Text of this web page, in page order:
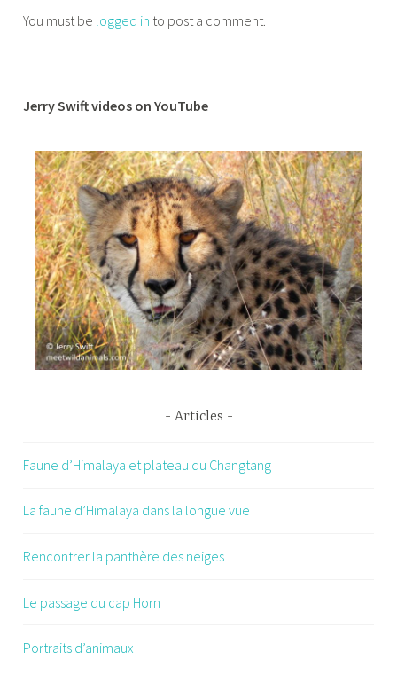
You must be logged in to post a comment.
Jerry Swift videos on YouTube
Articles
Faune d’Himalaya et plateau du Changtang
La faune d’Himalaya dans la longue vue
Rencontrer la panthère des neiges
Le passage du cap Horn
Portraits d’animaux